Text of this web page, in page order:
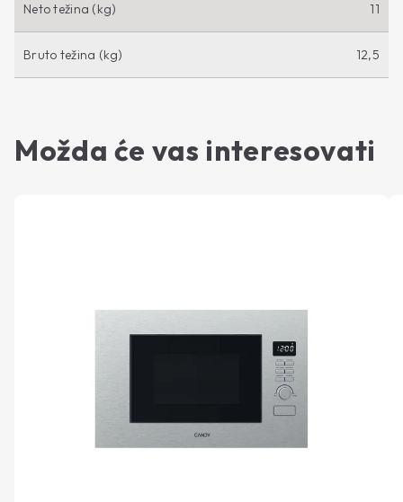
Neto težina (kg) 11
Bruto težina (kg) 12,5
Možda će vas interesovati